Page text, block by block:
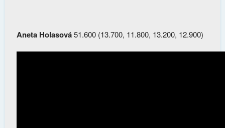
Aneta Holasová51.600 (13.700, 11.800, 13.200, 12.900)